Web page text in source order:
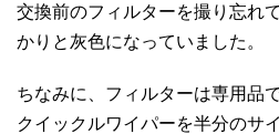
交換前のフィルターを撮り忘れ
かりと灰色になっていました。
ちなみに、フィルターは専用品
クイックルワイパーを半分のサ